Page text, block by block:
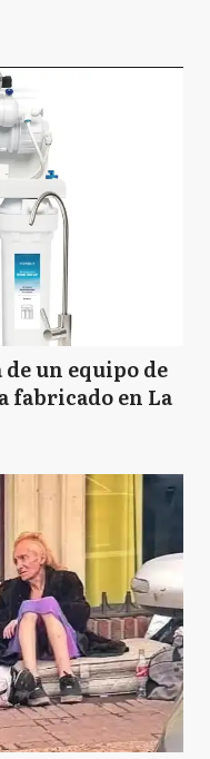
un equipo de
en La